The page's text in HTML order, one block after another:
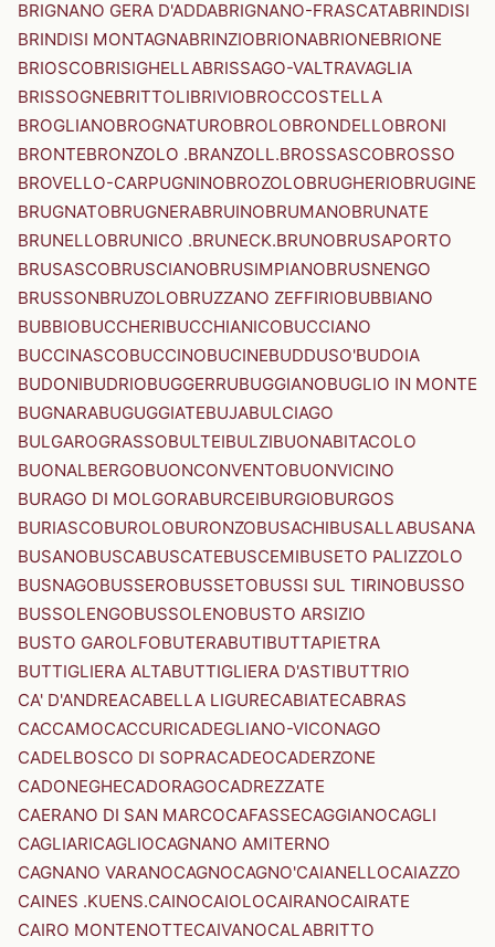
BRIGNANO GERA D'ADDABRIGNANO-FRASCATABRINDISI
BRINDISI MONTAGNABRINZIOBRIONABRIONEBRIONE
BRIOSCOBRISIGHELLABRISSAGO-VALTRAVAGLIA
BRISSOGNEBRITTOLIBRIVIOBROCCOSTELLA
BROGLIANOBROGNATUROBROLOBRONDELLOBRONI
BRONTEBRONZOLO .BRANZOLL.BROSSASCOBROSSO
BROVELLO-CARPUGNINOBROZOLOBRUGHERIOBRUGINE
BRUGNATOBRUGNERABRUINOBRUMANOBRUNATE
BRUNELLOBRUNICO .BRUNECK.BRUNOBRUSAPORTO
BRUSASCOBRUSCIANOBRUSIMPIANOBRUSNENGO
BRUSSONBRUZOLOBRUZZANO ZEFFIRIOBUBBIANO
BUBBIOBUCCHERIBUCCHIANICOBUCCIANO
BUCCINASCOBUCCINOBUCINEBUDDUSO'BUDOIA
BUDONIBUDRIOBUGGERRUBUGGIANOBUGLIO IN MONTE
BUGNARABUGUGGIATEBUJABULCIAGO
BULGAROGRASSOBULTEIBULZIBUONABITACOLO
BUONALBERGOBUONCONVENTOBUONVICINO
BURAGO DI MOLGORABURCEIBURGIOBURGOS
BURIASCOBUROLOBURONZOBUSACHIBUSALLABUSANA
BUSANOBUSCABUSCATEBUSCEMIBUSETO PALIZZOLO
BUSNAGOBUSSEROBUSSETOBUSSI SUL TIRINOBUSSO
BUSSOLENGOBUSSOLENOBUSTO ARSIZIO
BUSTO GAROLFOBUTERABUTIBUTTAPIETRA
BUTTIGLIERA ALTABUTTIGLIERA D'ASTIBUTTRIO
CA' D'ANDREACABELLA LIGURECABIATECABRAS
CACCAMOCACCURICADEGLIANO-VICONAGO
CADELBOSCO DI SOPRACADEOCADERZONE
CADONEGHECADORAGOCADREZZATE
CAERANO DI SAN MARCOCAFASSECAGGIANOCAGLI
CAGLIARICAGLIOCAGNANO AMITERNO
CAGNANO VARANOCAGNOCAGNO'CAIANELLOCAIAZZO
CAINES .KUENS.CAINOCAIOLOCAIRANOCAIRATE
CAIRO MONTENOTTECAIVANOCALABRITTO